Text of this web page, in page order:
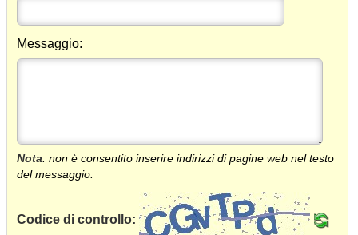
Messaggio:
Nota: non è consentito inserire indirizzi di pagine web nel testo
del messaggio.
Codice di controllo: